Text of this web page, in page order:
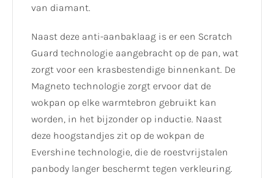
van diamant.
Naast deze anti-aanbaklaag is er een Scratch
Guard technologie aangebracht op de pan, wat
zorgt voor een krasbestendige binnenkant. De
Magneto technologie zorgt ervoor dat de
wokpan op elke warmtebron gebruikt kan
worden, in het bijzonder op inductie. Naast
deze hoogstandjes zit op de wokpan de
Evershine technologie, die de roestvrijstalen
panbody langer beschermt tegen verkleuring.